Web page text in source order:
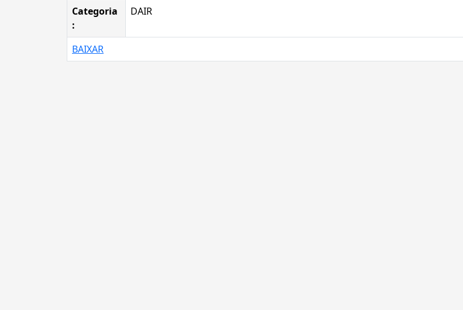
Categoria
:
DAIR
BAIXAR